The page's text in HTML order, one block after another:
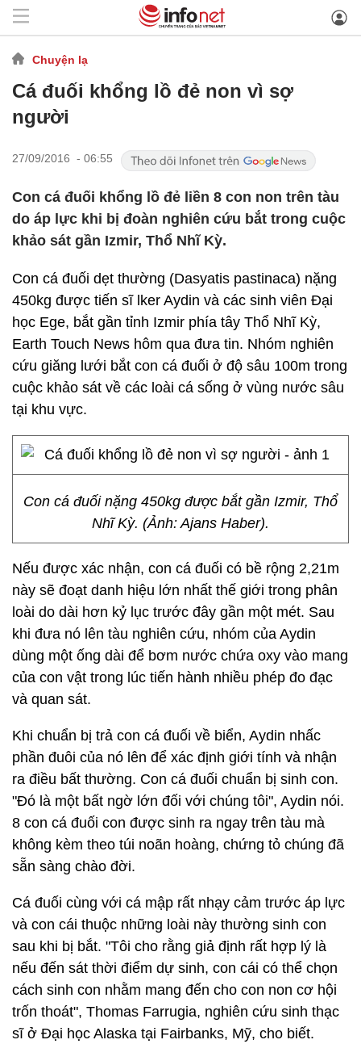
Chuyện lạ
Cá đuối khổng lồ đẻ non vì sợ
người
27/09/2016 - 06:55
Con cá đuối khổng lồ đẻ liền 8 con non trên tàu
do áp lực khi bị đoàn nghiên cứu bắt trong cuộc
khảo sát gần Izmir, Thổ Nhĩ Kỳ.
Con cá đuối dẹt thường (Dasyatis pastinaca) nặng
450kg được tiến sĩ lker Aydin và các sinh viên Đại
học Ege, bắt gần tỉnh Izmir phía tây Thổ Nhĩ Kỳ,
Earth Touch News hôm qua đưa tin. Nhóm nghiên
cứu giăng lưới bắt con cá đuối ở độ sâu 100m trong
cuộc khảo sát về các loài cá sống ở vùng nước sâu
tại khu vực.
Con cá đuối nặng 450kg được bắt gần Izmir, Thổ
Nhĩ Kỳ. (Ảnh: Ajans Haber).
Nếu được xác nhận, con cá đuối có bề rộng 2,21m
này sẽ đoạt danh hiệu lớn nhất thế giới trong phân
loài do dài hơn kỷ lục trước đây gần một mét. Sau
khi đưa nó lên tàu nghiên cứu, nhóm của Aydin
dùng một ống dài để bơm nước chứa oxy vào mang
của con vật trong lúc tiến hành nhiều phép đo đạc
và quan sát.
Khi chuẩn bị trả con cá đuối về biển, Aydin nhấc
phần đuôi của nó lên để xác định giới tính và nhận
ra điều bất thường. Con cá đuối chuẩn bị sinh con.
"Đó là một bất ngờ lớn đối với chúng tôi", Aydin nói.
8 con cá đuối con được sinh ra ngay trên tàu mà
không kèm theo túi noãn hoàng, chứng tỏ chúng đã
sẵn sàng chào đời.
Cá đuối cùng với cá mập rất nhạy cảm trước áp lực
và con cái thuộc những loài này thường sinh con
sau khi bị bắt. "Tôi cho rằng giả định rất hợp lý là
nếu đến sát thời điểm dự sinh, con cái có thể chọn
cách sinh con nhằm mang đến cho con non cơ hội
trốn thoát", Thomas Farrugia, nghiên cứu sinh thạc
sĩ ở Đại học Alaska tại Fairbanks, Mỹ, cho biết.